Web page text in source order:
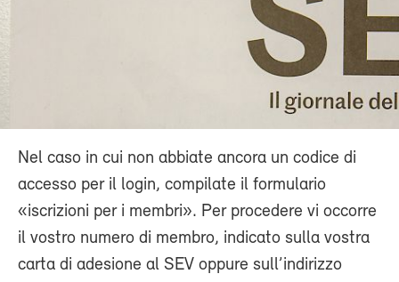
Nel caso in cui non abbiate ancora un codice di
accesso per il login, compilate il formulario
«iscrizioni per i membri». Per procedere vi occorre
il vostro numero di membro, indicato sulla vostra
carta di adesione al SEV oppure sull’indirizzo